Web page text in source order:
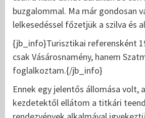
buzgalommal. Ma már gondosan
lelkesedéssel főzetjük a szilva és
{jb_info}Turisztikai referensként
csak Vásárosnamény, hanem
foglalkoztam.{/jb_info}
Ennek egy jelentős állomása volt,
kezdetektől ellátom a titkári